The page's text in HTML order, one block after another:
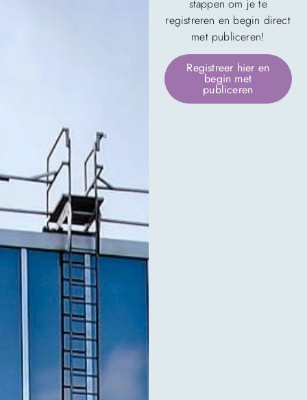
stappen om je te
registreren en begin direct
met publiceren!
Registreer hier en
begin met
publiceren